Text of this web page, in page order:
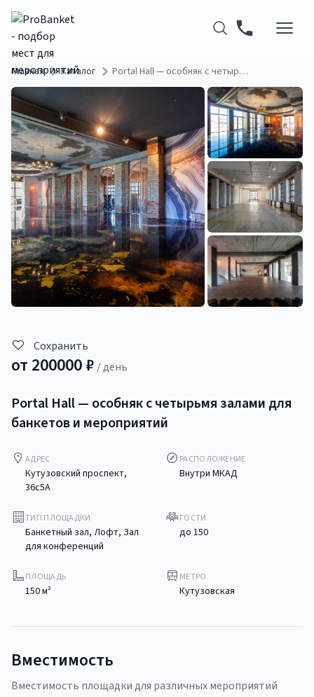
Главная Каталог Portal Hall — особняк с четырьмя залами для банкетов и мероприятий
Сохранить
от 200000₽ / день
Portal Hall — особняк с четырьмя залами для
банкетов и мероприятий
АДРЕС
Кутузовский проспект,
36с5А
РАСПОЛОЖЕНИЕ
Внутри МКАД
ТИП ПЛОЩАДКИ
Банкетный зал, Лофт, Зал
для конференций
ГОСТИ
до 150
ПЛОЩАДЬ
150м²
МЕТРО
Кутузовская
Вместимость
Вместимость площадки для различных мероприятий